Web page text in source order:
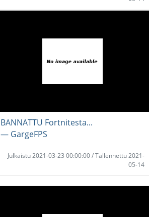
BANNATTU Fortnitesta...
― GargeFPS
Julkaistu 2021-03-23 00:00:00 / Tallennettu 2021-
05-14